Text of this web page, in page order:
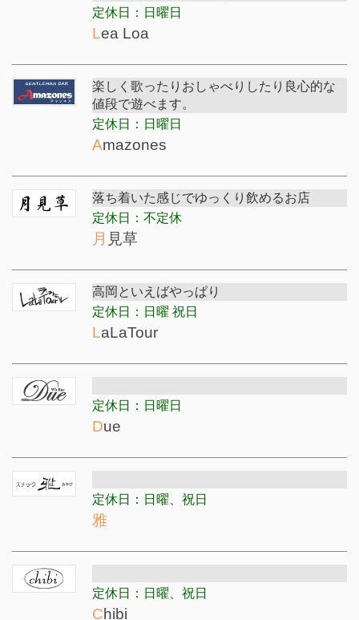
定休日：日曜日
Lea Loa
楽しく歌ったりおしゃべりしたり良心的な
値段で遊べます。
定休日：日曜日
Amazones
落ち着いた感じでゆっくり飲めるお店
定休日：不定休
月見草
高岡といえばやっぱり
定休日：日曜 祝日
LaLaTour
定休日：日曜日
Due
定休日：日曜、祝日
雅
定休日：日曜、祝日
Chibi